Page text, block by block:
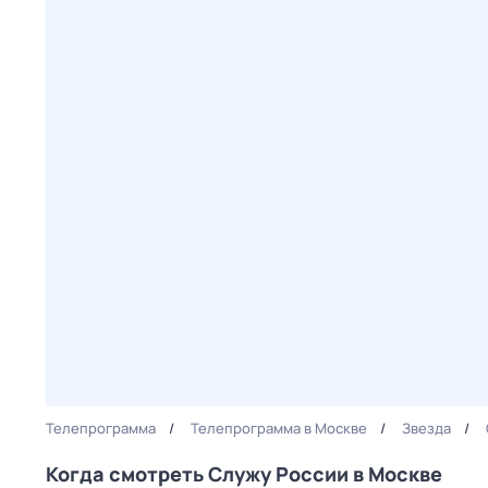
Телепрограмма Телепрограмма в Москве Звезда
Когда смотреть Служу Рoсcии в Москве